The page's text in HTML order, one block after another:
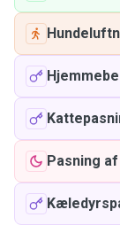
Pasning